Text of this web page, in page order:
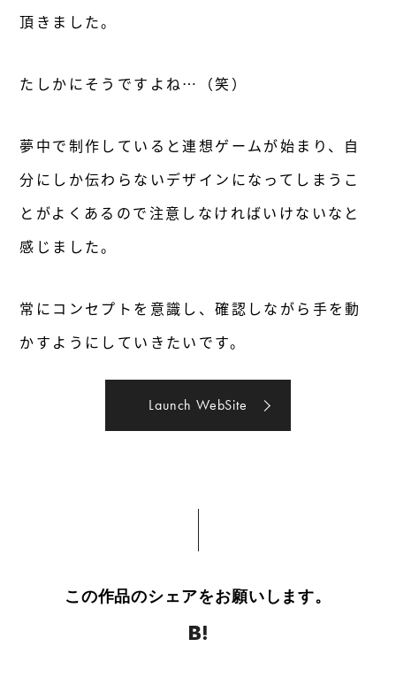
頂きました。
たしかにそうですよね…（笑）
夢中で制作していると連想ゲームが始まり、自
分にしか伝わらないデザインになってしまうこ
とがよくあるので注意しなければいけないなと
感じました。
常にコンセプトを意識し、確認しながら手を動
かすようにしていきたいです。
Launch WebSite
この作品のシェアをお願いします。
Twitter
Facebook
はてなブックマーク